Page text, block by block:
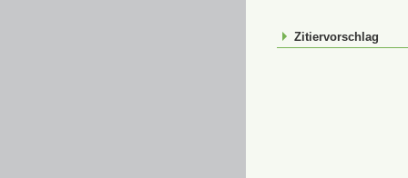
Zitiervorschlag